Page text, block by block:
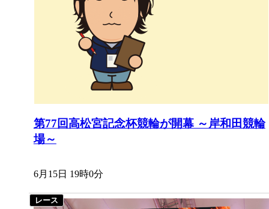
第77回高松宮記念杯競輪が開幕 ～岸和田競輪
場～
6月15日 19時0分